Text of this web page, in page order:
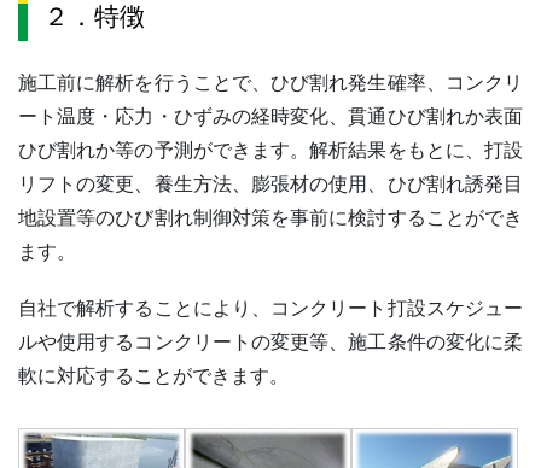
２．特徴
施工前に解析を行うことで、ひび割れ発生確率、コンクリ
ート温度・応力・ひずみの経時変化、貫通ひび割れか表面
ひび割れか等の予測ができます。解析結果をもとに、打設
リフトの変更、養生方法、膨張材の使用、ひび割れ誘発目
地設置等のひび割れ制御対策を事前に検討することができ
ます。
自社で解析することにより、コンクリート打設スケジュー
ルや使用するコンクリートの変更等、施工条件の変化に柔
軟に対応することができます。